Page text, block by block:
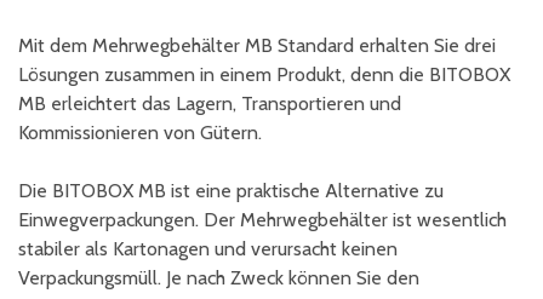
Mit dem Mehrwegbehälter MB Standard erhalten Sie drei
Lösungen zusammen in einem Produkt, denn die BITOBOX
MB erleichtert das Lagern, Transportieren und
Kommissionieren von Gütern.
Die BITOBOX MB ist eine praktische Alternative zu
Einwegverpackungen. Der Mehrwegbehälter ist wesentlich
stabiler als Kartonagen und verursacht keinen
Verpackungsmüll. Je nach Zweck können Sie den